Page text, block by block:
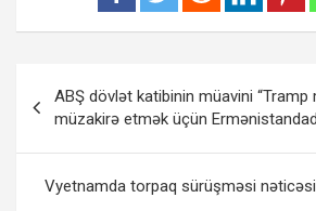
naviqasiyası
ABŞ dövlət katibinin müavini “Tramp
müzakirə etmək üçün
Vyetnamda torpaq sürüşməsi